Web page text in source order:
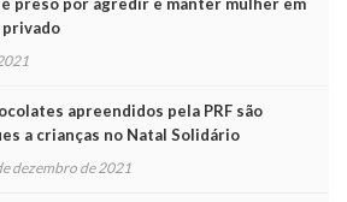
é preso por agredir e manter mulher em
apreendidos pela PRF são
a crianças no Natal Solidário
dezembro de 2021